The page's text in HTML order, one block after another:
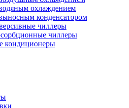
охлаждением
конденсатором
чиллеры
чиллеры
кондиционеры